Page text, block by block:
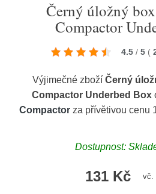
Černý úložný
Compactor
4.5 / 5 (
Výjimečné zboží Černý
Compactor Underbed Box
Compactor za přívětivou cenu
Dostupnost:
131 Kč vč.